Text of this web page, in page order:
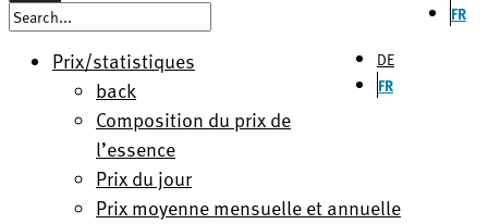
FR
DE
FR
Prix/statistiques
back
Composition du prix de
l’essence
Prix du jour
Prix moyenne mensuelle et annuelle